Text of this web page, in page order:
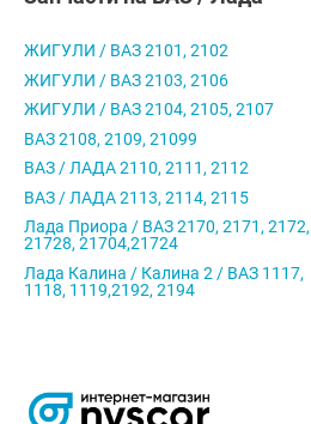
ЖИГУЛИ / ВАЗ 2101, 2102
ЖИГУЛИ / ВАЗ 2103, 2106
ЖИГУЛИ / ВАЗ 2104, 2105, 2107
ВАЗ 2108, 2109, 21099
ВАЗ / ЛАДА 2110, 2111, 2112
ВАЗ / ЛАДА 2113, 2114, 2115
Лада Приора / ВАЗ 2170, 2171, 2172,
21728, 21704,21724
Лада Калина / Калина 2 / ВАЗ 1117,
1118, 1119,2192, 2194